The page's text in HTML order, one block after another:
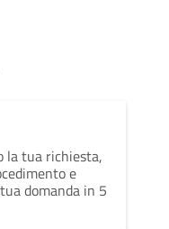
la tua richiesta,
e
domanda in 5